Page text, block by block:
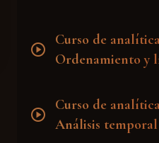
play_circle
Curso de
Ordenamiento y
play_circle
Curso de
Análisis temporal